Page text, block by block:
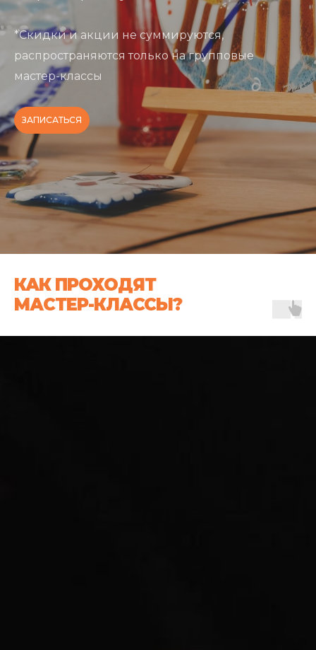
*Скидки и акции не суммируются,
распространяются только на групповые
мастер-классы
ЗАПИСАТЬСЯ
КАК ПРОХОДЯТ
МАСТЕР-КЛАССЫ?